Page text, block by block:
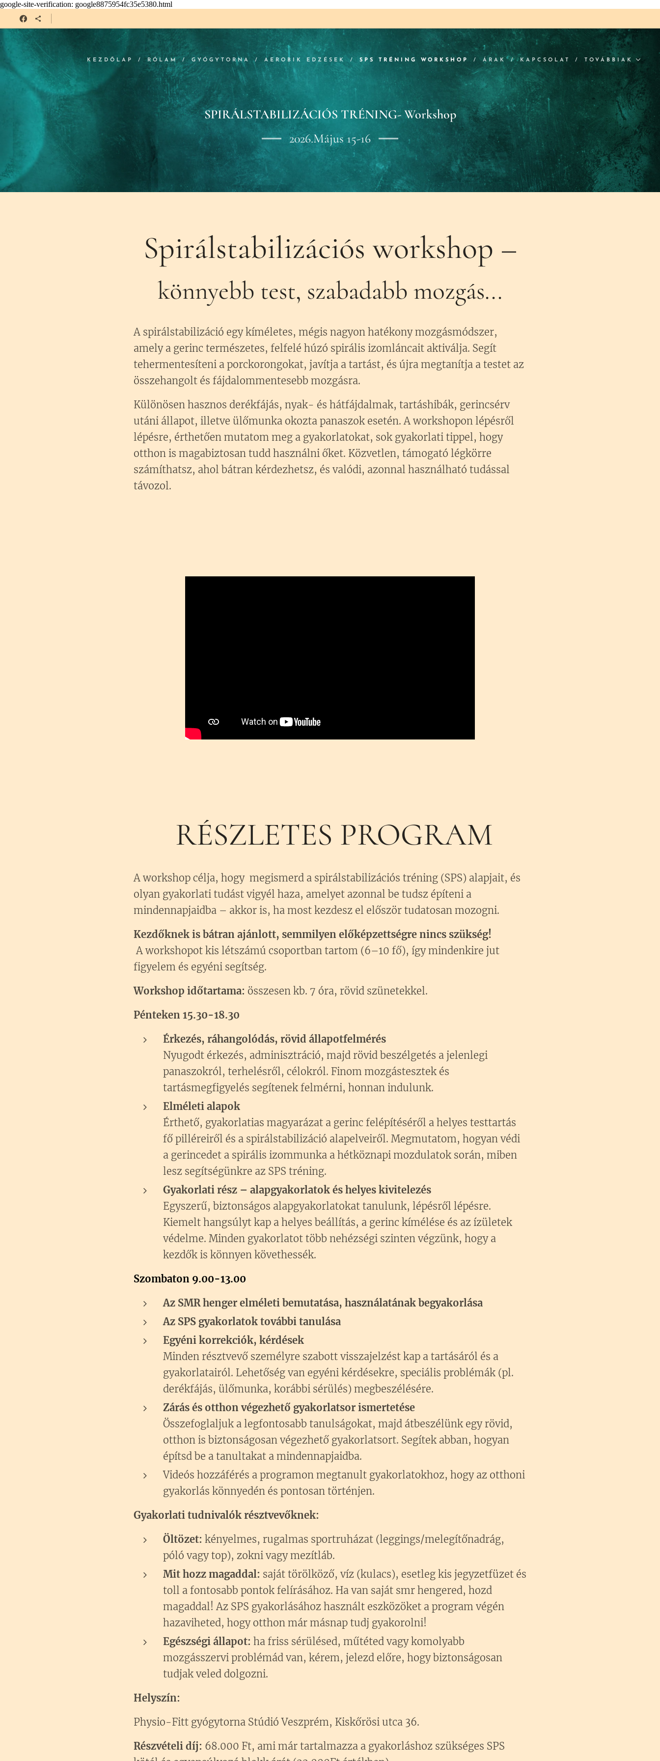
google-site-verification: google8875954fc35e5380.html
KEZDŐLAP RÓLAM GYÓGYTORNA AEROBIK EDZÉSEK SPS TRÉNING WORKSHOP ÁRAK KAPCSOLAT TOVÁBBIAK
SPIRÁLSTABILIZÁCIÓS TRÉNING- Workshop
2026.Május 15-16
Spirálstabilizációs workshop –
könnyebb test, szabadabb mozgás...
A spirálstabilizáció egy kíméletes, mégis nagyon hatékony mozgásmódszer,
amely a gerinc természetes, felfelé húzó spirális izomláncait aktiválja. Segít
tehermentesíteni a porckorongokat, javítja a tartást, és újra megtanítja a testet az
összehangolt és fájdalommentesebb mozgásra.
Különösen hasznos derékfájás, nyak- és hátfájdalmak, tartáshibák, gerincsérv
utáni állapot, illetve ülőmunka okozta panaszok esetén. A workshopon lépésről
lépésre, érthetően mutatom meg a gyakorlatokat, sok gyakorlati tippel, hogy
otthon is magabiztosan tudd használni őket. Közvetlen, támogató légkörre
számíthatsz, ahol bátran kérdezhetsz, és valódi, azonnal használható tudással
távozol.
RÉSZLETES PROGRAM
A workshop célja, hogy megismerd a spirálstabilizációs tréning (SPS) alapjait, és
olyan gyakorlati tudást vigyél haza, amelyet azonnal be tudsz építeni a
mindennapjaidba – akkor is, ha most kezdesz el először tudatosan mozogni.
Kezdőknek is bátran ajánlott, semmilyen előképzettségre nincs szükség!
A workshopot kis létszámú csoportban tartom (6–10 fő), így mindenkire jut
figyelem és egyéni segítség.
Workshop időtartama: összesen kb. 7 óra, rövid szünetekkel.
Pénteken 15.30-18.30
Érkezés, ráhangolódás, rövid állapotfelmérés
Nyugodt érkezés, adminisztráció, majd rövid beszélgetés a jelenlegi
panaszokról, terhelésről, célokról. Finom mozgástesztek és
tartásmegfigyelés segítenek felmérni, honnan indulunk.
Elméleti alapok
Érthető, gyakorlatias magyarázat a gerinc felépítéséről a helyes testtartás
fő pilléreiről és a spirálstabilizáció alapelveiről. Megmutatom, hogyan védi
a gerincedet a spirális izommunka a hétköznapi mozdulatok során, miben
lesz segítségünkre az SPS tréning.
Gyakorlati rész – alapgyakorlatok és helyes kivitelezés
Egyszerű, biztonságos alapgyakorlatokat tanulunk, lépésről lépésre.
Kiemelt hangsúlyt kap a helyes beállítás, a gerinc kímélése és az ízületek
védelme. Minden gyakorlatot több nehézségi szinten végzünk, hogy a
kezdők is könnyen követhessék.
Szombaton 9.00-13.00
Az SMR henger elméleti bemutatása, használatának begyakorlása
Az SPS gyakorlatok további tanulása
Egyéni korrekciók, kérdések
Minden résztvevő személyre szabott visszajelzést kap a tartásáról és a
gyakorlatairól. Lehetőség van egyéni kérdésekre, speciális problémák (pl.
derékfájás, ülőmunka, korábbi sérülés) megbeszélésére.
Zárás és otthon végezhető gyakorlatsor ismertetése
Összefoglaljuk a legfontosabb tanulságokat, majd átbeszélünk egy rövid,
otthon is biztonságosan végezhető gyakorlatsort. Segítek abban, hogyan
építsd be a tanultakat a mindennapjaidba.
Videós hozzáférés a programon megtanult gyakorlatokhoz, hogy az otthoni
gyakorlás könnyedén és pontosan történjen.
Gyakorlati tudnivalók résztvevőknek:
Öltözet: kényelmes, rugalmas sportruházat (leggings/melegítőnadrág,
póló vagy top), zokni vagy mezítláb.
Mit hozz magaddal: saját törölköző, víz (kulacs), esetleg kis jegyzetfüzet és
toll a fontosabb pontok felírásához. Ha van saját smr hengered, hozd
magaddal! Az SPS gyakorlásához használt eszközöket a program végén
hazaviheted, hogy otthon már másnap tudj gyakorolni!
Egészségi állapot: ha friss sérülésed, műtéted vagy komolyabb
mozgásszervi problémád van, kérem, jelezd előre, hogy biztonságosan
tudjak veled dolgozni.
Helyszín:
Physio-Fitt gyógytorna Stúdió Veszprém, Kiskőrösi utca 36.
Részvételi díj: 68.000 Ft, ami már tartalmazza a gyakorláshoz szükséges SPS